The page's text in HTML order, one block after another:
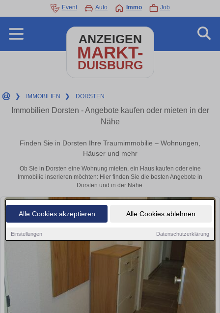
Alle Cookies akzeptieren Alle Cookies ablehnen
Einstellungen Datenschutzerklärung
Event Auto Immo Job
ANZEIGEN
MARKT-
DUISBURG
❯ IMMOBILIEN ❯ DORSTEN
Immobilien Dorsten - Angebote kaufen oder mieten in der
Nähe
Finden Sie in Dorsten Ihre Traumimmobilie – Wohnungen,
Häuser und mehr
Ob Sie in Dorsten eine Wohnung mieten, ein Haus kaufen oder eine
Immobilie inserieren möchten: Hier finden Sie die besten Angebote in
Dorsten und in der Nähe.